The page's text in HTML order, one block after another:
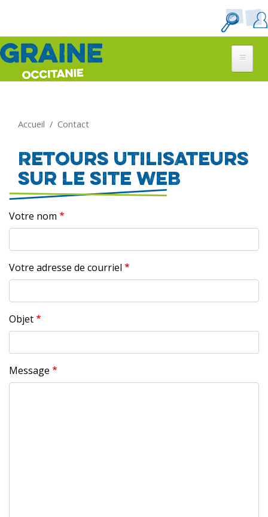
contenu
Accueil Contact
Retours utilisateurs
sur le site web
Votre nom
Votre adresse de courriel
Objet
Message